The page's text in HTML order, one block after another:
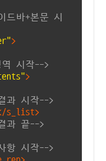
바+본문 시
>
시작-->
>
과 시작-->
과 끝-->
항 시작-->